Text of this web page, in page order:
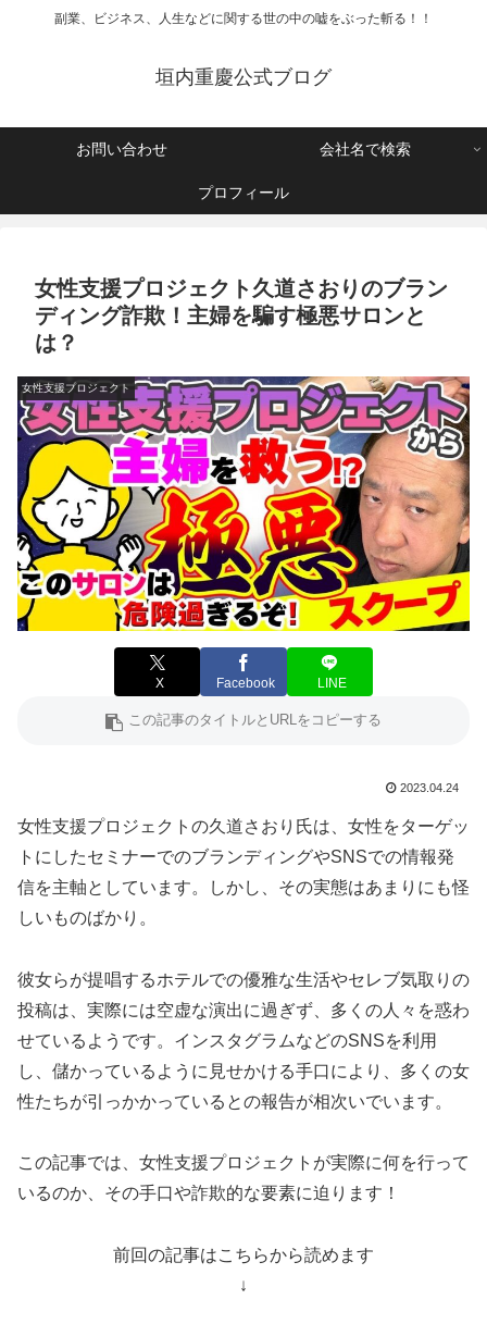
副業、ビジネス、人生などに関する世の中の嘘をぶった斬る！！
垣内重慶公式ブログ
お問い合わせ 会社名で検索
プロフィール
女性支援プロジェクト久道さおりのブラン
ディング詐欺！主婦を騙す極悪サロンと
は？
女性支援プロジェクト
X Facebook LINE
2023.04.24
女性支援プロジェクトの久道さおり氏は、女性をターゲッ
トにしたセミナーでのブランディングやSNSでの情報発
信を主軸としています。しかし、その実態はあまりにも怪
しいものばかり。
彼女らが提唱するホテルでの優雅な生活やセレブ気取りの
投稿は、実際には空虚な演出に過ぎず、多くの人々を惑わ
せているようです。インスタグラムなどのSNSを利用
し、儲かっているように見せかける手口により、多くの女
性たちが引っかかっているとの報告が相次いでいます。
この記事では、女性支援プロジェクトが実際に何を行って
いるのか、その手口や詐欺的な要素に迫ります！
前回の記事はこちらから読めます
↓